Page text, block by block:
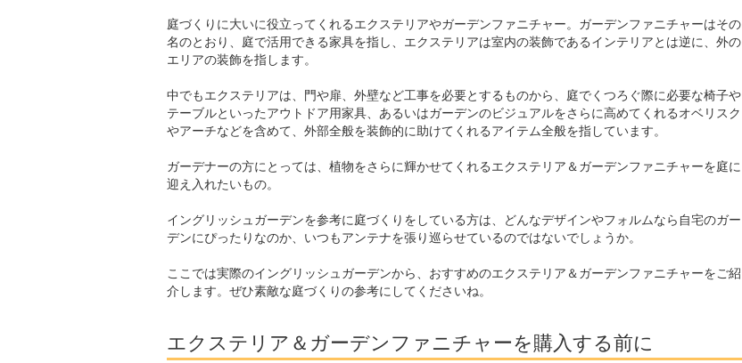
庭づくりに大いに役立ってくれるエクステリアやガーデンファニチャー。ガーデンファニチャーはその
名のとおり、庭で活用できる家具を指し、エクステリアは室内の装飾であるインテリアとは逆に、外の
エリアの装飾を指します。
中でもエクステリアは、門や扉、外壁など工事を必要とするものから、庭でくつろぐ際に必要な椅子や
テーブルといったアウトドア用家具、あるいはガーデンのビジュアルをさらに高めてくれるオベリスク
やアーチなどを含めて、外部全般を装飾的に助けてくれるアイテム全般を指しています。
ガーデナーの方にとっては、植物をさらに輝かせてくれるエクステリア＆ガーデンファニチャーを庭に
迎え入れたいもの。
イングリッシュガーデンを参考に庭づくりをしている方は、どんなデザインやフォルムなら自宅のガー
デンにぴったりなのか、いつもアンテナを張り巡らせているのではないでしょうか。
ここでは実際のイングリッシュガーデンから、おすすめのエクステリア＆ガーデンファニチャーをご紹
介します。ぜひ素敵な庭づくりの参考にしてくださいね。
エクステリア＆ガーデンファニチャーを購入する前に